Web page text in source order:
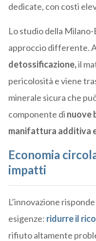
dedicate, con costi
Lo studio della
approccio differente.
detossificazione,il
pericolosità e viene
minerale sicura che
componente di nuove
manifattura additiva
Economia
impatti
L’innovazione
esigenze: ridurre il
rifiuto altamente